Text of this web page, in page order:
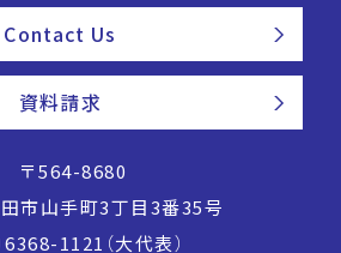
Contact Us
資料請求
〒564-8680
市山手町3丁目3番35号
6368-1121（大代表）